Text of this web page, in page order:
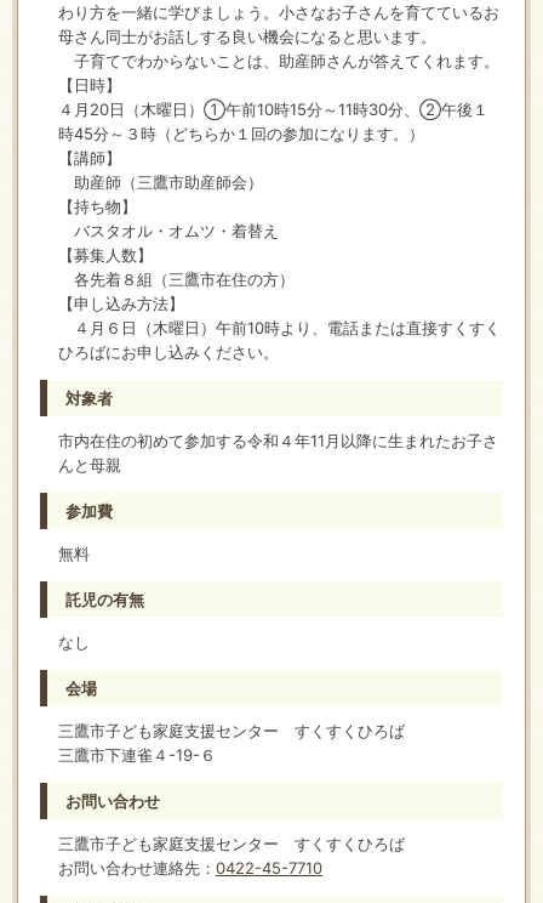
わり方を一緒に学びましょう。小さなお子さんを育てているお
母さん同士がお話しする良い機会になると思います。
子育てでわからないことは、助産師さんが答えてくれます。
【日時】
４月20日（木曜日）①午前10時15分～11時30分、②午後１
時45分～３時（どちらか１回の参加になります。）
【講師】
助産師（三鷹市助産師会）
【持ち物】
バスタオル・オムツ・着替え
【募集人数】
各先着８組（三鷹市在住の方）
【申し込み方法】
４月６日（木曜日）午前10時より、電話または直接すくすく
ひろばにお申し込みください。
対象者
市内在住の初めて参加する令和４年11月以降に生まれたお子さ
んと母親
参加費
無料
託児の有無
なし
会場
三鷹市子ども家庭支援センター すくすくひろば
三鷹市下連雀４-19-６
お問い合わせ
三鷹市子ども家庭支援センター すくすくひろば
お問い合わせ連絡先： 0422-45-7710